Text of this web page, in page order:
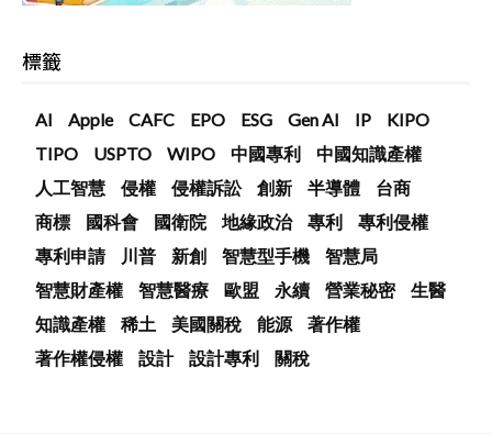
標籤
AI Apple CAFC EPO ESG Gen AI IP
KIPO
TIPO
USPTO WIPO 中國專利
中國知識產權
人工智慧
侵權 侵權訴訟 創新 半導體
台商
商標
國科會 國衛院 地緣政治 專利
專利侵權
專利申請
川普 新創 智慧型手機
智慧局
智慧財產權
智慧醫療 歐盟 永續 營業秘密
生醫
知識產權
稀土 美國關稅 能源
著作權
著作權侵權
設計 設計專利 關稅